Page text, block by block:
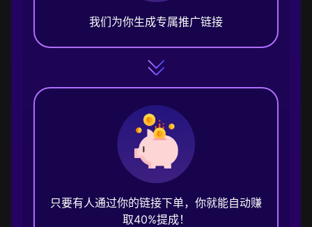
我们为你生成专属推广链接
只要有人通过你的链接下单，你就能自动赚
取40%提成！